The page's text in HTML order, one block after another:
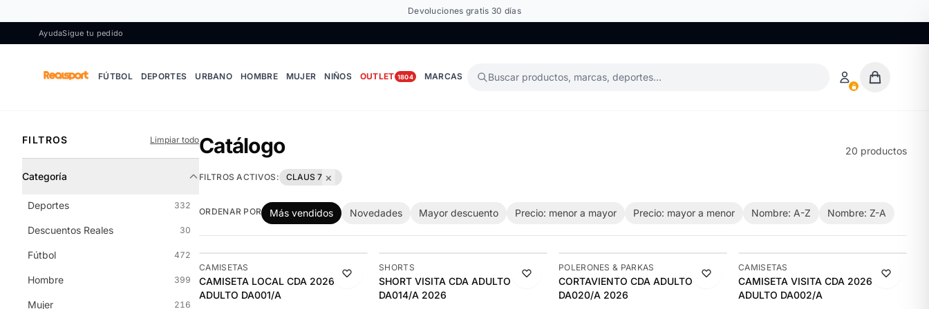
Devoluciones gratis 30 días
AyudaSigue tu pedido
FÚTBOL DEPORTES URBANO HOMBRE MUJER NIÑOS OUTLET 1804 MARCAS Buscar productos, marcas, deportes…
FILTROS Limpiar todo
Categoría
Deportes 332
Descuentos Reales 30
Fútbol 472
Hombre 399
Mujer 216
Catálogo 20 productos
FILTROS ACTIVOS: CLAUS 7 ×
ORDENAR POR Más vendidos Novedades Mayor descuento Precio: menor a mayor Precio: mayor a menor Nombre: A-Z Nombre: Z-A
-11%
CAMISETAS
CAMISETA LOCAL CDA 2026
ADULTO DA001/A
-9%
ÚLTIMAS 2
SHORTS
SHORT VISITA CDA ADULTO
DA014/A 2026
-11%
POLERONES & PARKAS
CORTAVIENTO CDA ADULTO
DA020/A 2026
-11%
CAMISETAS
CAMISETA VISITA CDA 2026
ADULTO DA002/A